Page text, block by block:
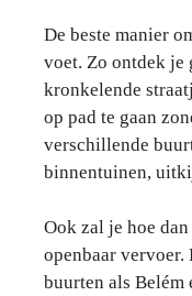
De beste manier
voet. Zo ontdek
kronkelende
op pad te gaan
verschillende
binnentuinen,
Ook zal je hoe
openbaar vervoer.
buurten als Belém